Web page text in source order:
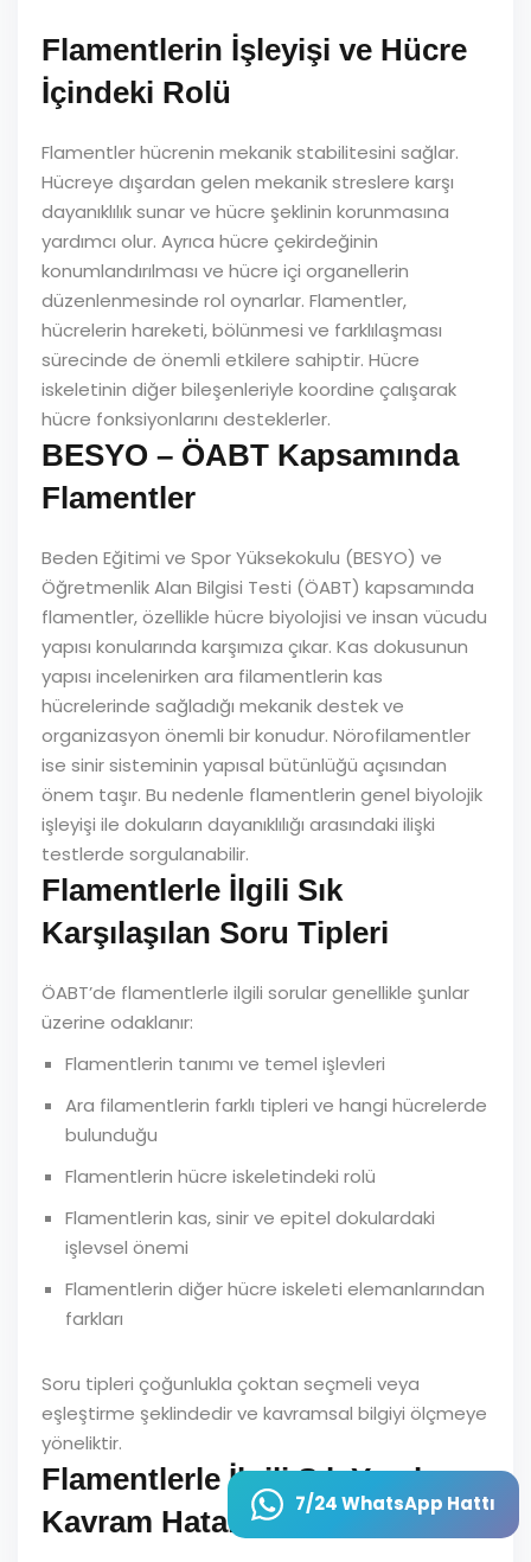
7/24 WhatsApp Hattı
Flamentlerin İşleyişi ve Hücre
İçindeki Rolü
Flamentler hücrenin mekanik stabilitesini sağlar.
Hücreye dışardan gelen mekanik streslere karşı
dayanıklılık sunar ve hücre şeklinin korunmasına
yardımcı olur. Ayrıca hücre çekirdeğinin
konumlandırılması ve hücre içi organellerin
düzenlenmesinde rol oynarlar. Flamentler,
hücrelerin hareketi, bölünmesi ve farklılaşması
sürecinde de önemli etkilere sahiptir. Hücre
iskeletinin diğer bileşenleriyle koordine çalışarak
hücre fonksiyonlarını desteklerler.
BESYO – ÖABT Kapsamında
Flamentler
Beden Eğitimi ve Spor Yüksekokulu (BESYO) ve
Öğretmenlik Alan Bilgisi Testi (ÖABT) kapsamında
flamentler, özellikle hücre biyolojisi ve insan vücudu
yapısı konularında karşımıza çıkar. Kas dokusunun
yapısı incelenirken ara filamentlerin kas
hücrelerinde sağladığı mekanik destek ve
organizasyon önemli bir konudur. Nörofilamentler
ise sinir sisteminin yapısal bütünlüğü açısından
önem taşır. Bu nedenle flamentlerin genel biyolojik
işleyişi ile dokuların dayanıklılığı arasındaki ilişki
testlerde sorgulanabilir.
Flamentlerle İlgili Sık
Karşılaşılan Soru Tipleri
ÖABT’de flamentlerle ilgili sorular genellikle şunlar
üzerine odaklanır:
Flamentlerin tanımı ve temel işlevleri
Ara filamentlerin farklı tipleri ve hangi hücrelerde
bulunduğu
Flamentlerin hücre iskeletindeki rolü
Flamentlerin kas, sinir ve epitel dokulardaki
işlevsel önemi
Flamentlerin diğer hücre iskeleti elemanlarından
farkları
Soru tipleri çoğunlukla çoktan seçmeli veya
eşleştirme şeklindedir ve kavramsal bilgiyi ölçmeye
yöneliktir.
Flamentlerle İlgili Sık Yapılan
Kavram Hataları